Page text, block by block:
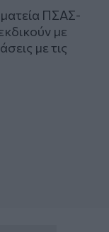
ΠΣΑΣ-
με
με τις